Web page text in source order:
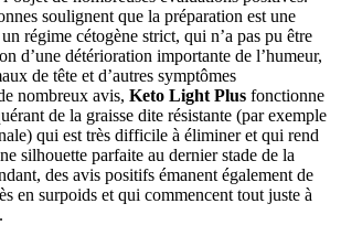
soulignent que la préparation est une
régime cétogène strict, qui n’a pas pu être
d’une détérioration importante de l’humeur,
de tête et d’autres symptômes
nombreux avis, Keto Light Plus fonctionne
de la graisse dite résistante (par exemple
qui est très difficile à éliminer et qui rend
silhouette parfaite au dernier stade de la
des avis positifs émanent également de
en surpoids et qui commencent tout juste à